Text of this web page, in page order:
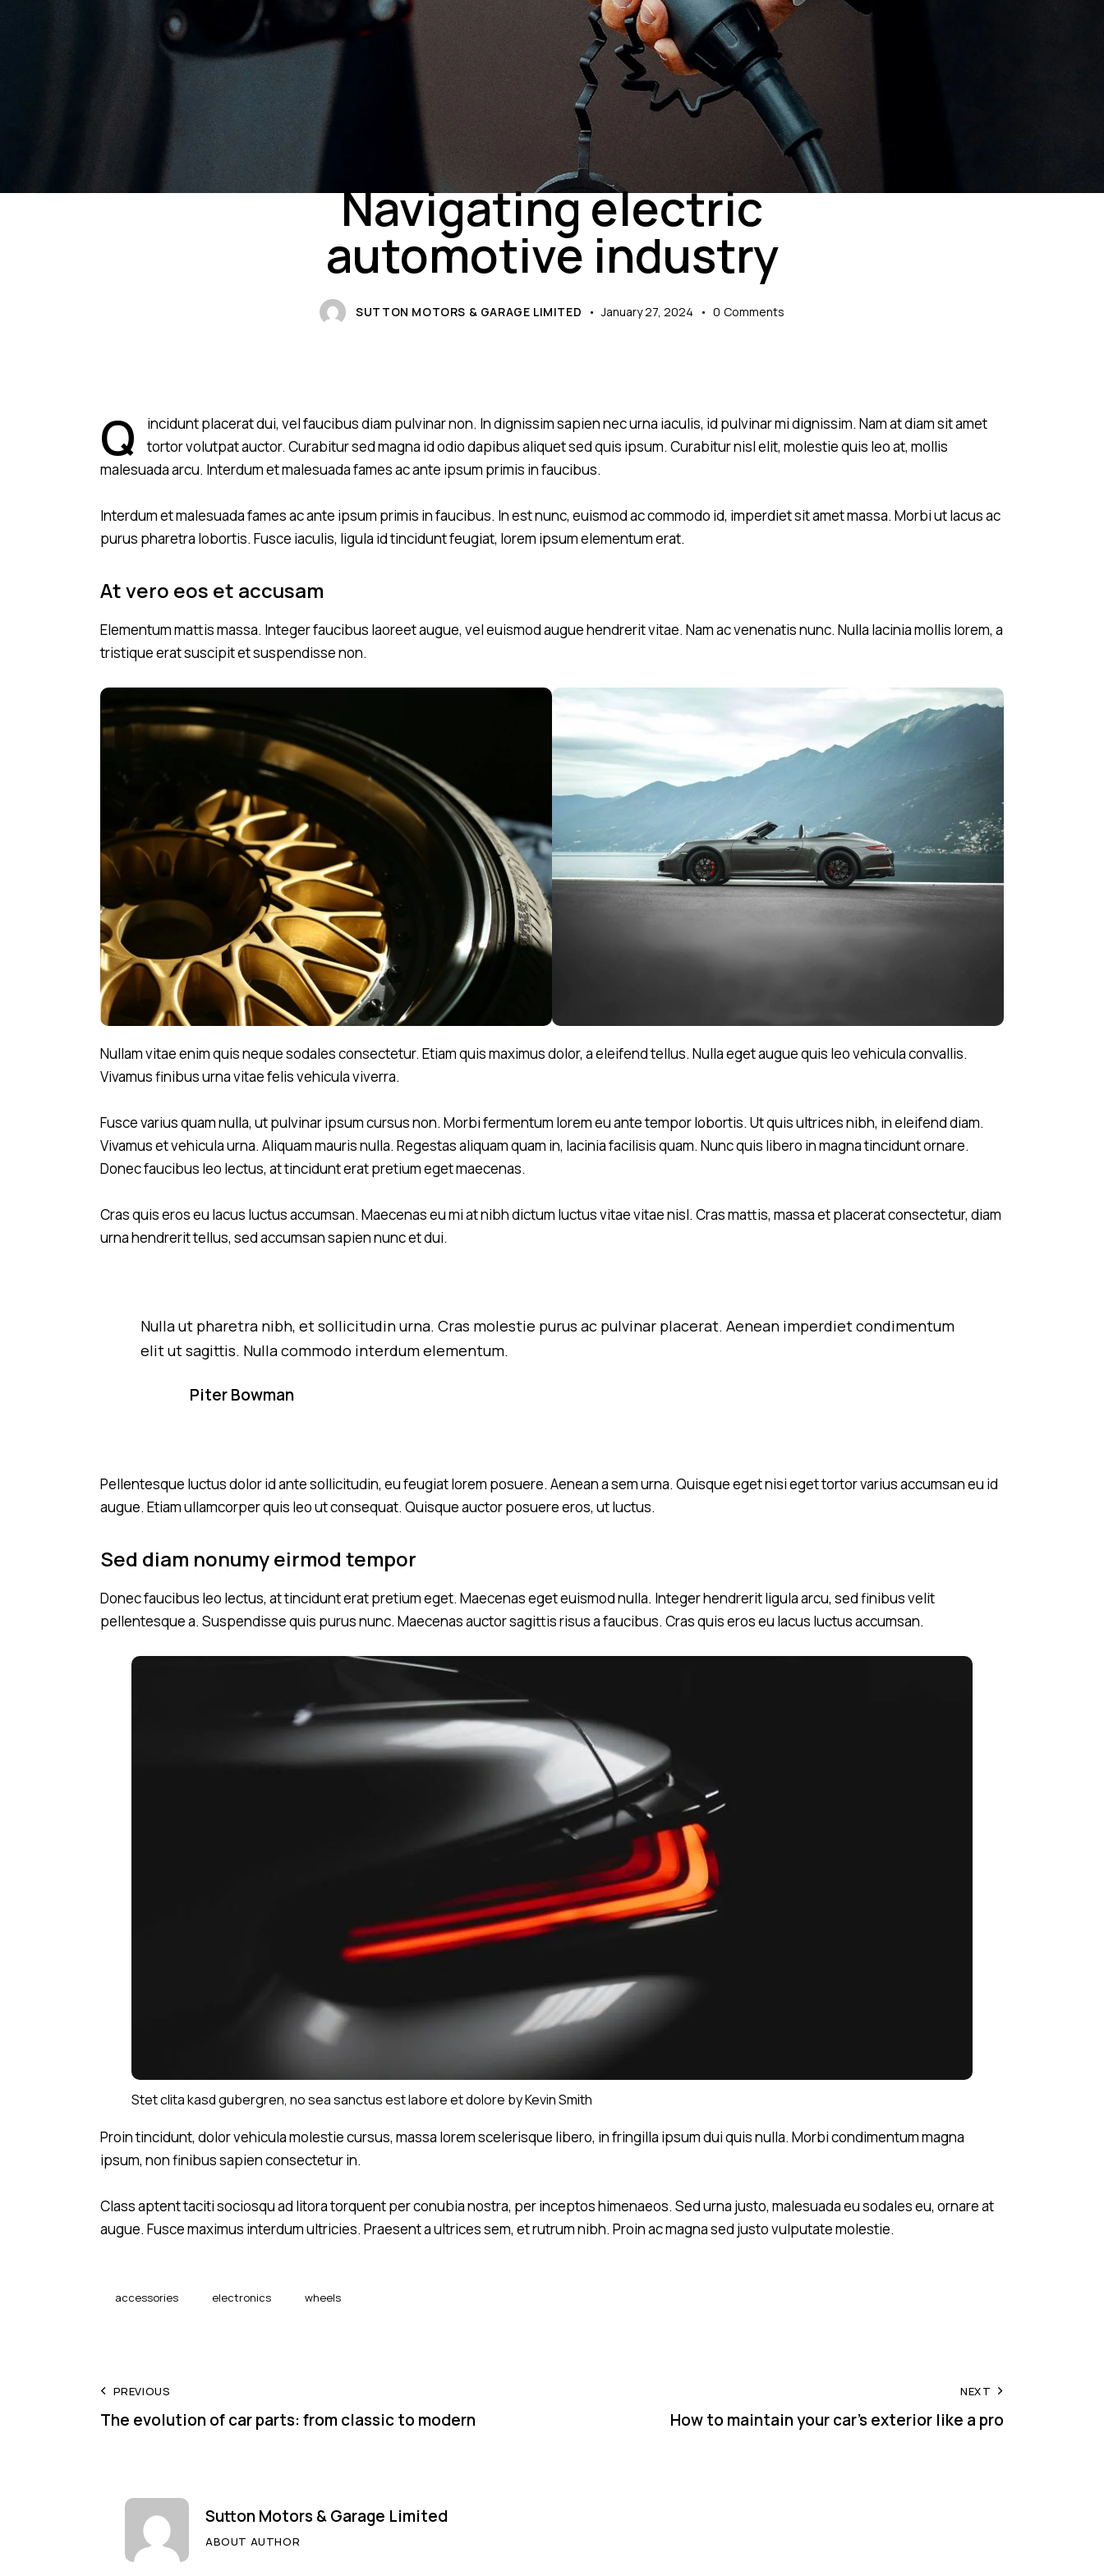
Navigating electric
automotive industry
SUTTON MOTORS & GARAGE LIMITED January 27, 2024 0 Comments
Q
incidunt placerat dui, vel faucibus diam pulvinar non. In dignissim sapien nec urna iaculis, id pulvinar mi dignissim. Nam at diam sit amet
tortor volutpat auctor. Curabitur sed magna id odio dapibus aliquet sed quis ipsum. Curabitur nisl elit, molestie quis leo at, mollis
malesuada arcu. Interdum et malesuada fames ac ante ipsum primis in faucibus.
Interdum et malesuada fames ac ante ipsum primis in faucibus. In est nunc, euismod ac commodo id, imperdiet sit amet massa. Morbi ut lacus ac
purus pharetra lobortis. Fusce iaculis, ligula id tincidunt feugiat, lorem ipsum elementum erat.
At vero eos et accusam
Elementum mattis massa. Integer faucibus laoreet augue, vel euismod augue hendrerit vitae. Nam ac venenatis nunc. Nulla lacinia mollis lorem, a
tristique erat suscipit et suspendisse non.
Nullam vitae enim quis neque sodales consectetur. Etiam quis maximus dolor, a eleifend tellus. Nulla eget augue quis leo vehicula convallis.
Vivamus finibus urna vitae felis vehicula viverra.
Fusce varius quam nulla, ut pulvinar ipsum cursus non. Morbi fermentum lorem eu ante tempor lobortis. Ut quis ultrices nibh, in eleifend diam.
Vivamus et vehicula urna. Aliquam mauris nulla. Regestas aliquam quam in, lacinia facilisis quam. Nunc quis libero in magna tincidunt ornare.
Donec faucibus leo lectus, at tincidunt erat pretium eget maecenas.
Cras quis eros eu lacus luctus accumsan. Maecenas eu mi at nibh dictum luctus vitae vitae nisl. Cras mattis, massa et placerat consectetur, diam
urna hendrerit tellus, sed accumsan sapien nunc et dui.
Nulla ut pharetra nibh, et sollicitudin urna. Cras molestie purus ac pulvinar placerat. Aenean imperdiet condimentum
elit ut sagittis. Nulla commodo interdum elementum.
Piter Bowman
Pellentesque luctus dolor id ante sollicitudin, eu feugiat lorem posuere. Aenean a sem urna. Quisque eget nisi eget tortor varius accumsan eu id
augue. Etiam ullamcorper quis leo ut consequat. Quisque auctor posuere eros, ut luctus.
Sed diam nonumy eirmod tempor
Donec faucibus leo lectus, at tincidunt erat pretium eget. Maecenas eget euismod nulla. Integer hendrerit ligula arcu, sed finibus velit
pellentesque a. Suspendisse quis purus nunc. Maecenas auctor sagittis risus a faucibus. Cras quis eros eu lacus luctus accumsan.
Stet clita kasd gubergren, no sea sanctus est labore et dolore byKevin Smith
Proin tincidunt, dolor vehicula molestie cursus, massa lorem scelerisque libero, in fringilla ipsum dui quis nulla. Morbi condimentum magna
ipsum, non finibus sapien consectetur in.
Class aptent taciti sociosqu ad litora torquent per conubia nostra, per inceptos himenaeos. Sed urna justo, malesuada eu sodales eu, ornare at
augue. Fusce maximus interdum ultricies. Praesent a ultrices sem, et rutrum nibh. Proin ac magna sed justo vulputate molestie.
accessories electronics wheels
Post
navigation
PREVIOUS
The evolution of car parts: from classic to modern
NEXT
How to maintain your car’s exterior like a pro
Sutton Motors & Garage Limited
ABOUT AUTHOR